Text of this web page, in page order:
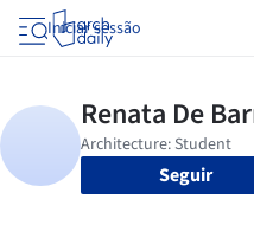
Iniciar sessão
Seguir